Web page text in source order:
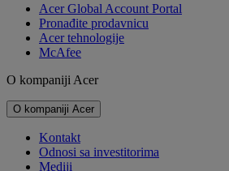
Acer Global Account Portal
Pronađite prodavnicu
Acer tehnologije
McAfee
O kompaniji Acer
O kompaniji Acer
Kontakt
Odnosi sa investitorima
Mediji